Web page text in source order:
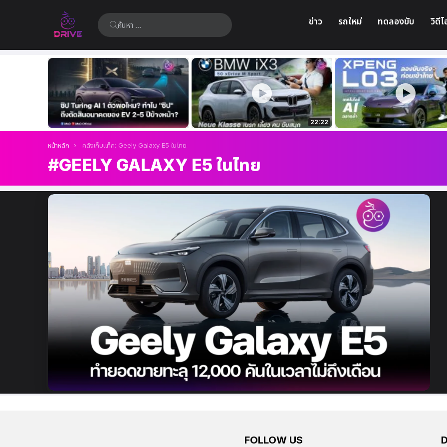
ค้นหา: ข่าว รถใหม่ ทดลองขับ วิดีโ
เรื่อง
ล่าสุด
22:22
คุณอยู่ที่นี่:
หน้าหลัก คลังเก็บแท็ก: Geely Galaxy E5 ในไทย
GEELY GALAXY E5 ในไทย
เรื่อง
FOLLOW US